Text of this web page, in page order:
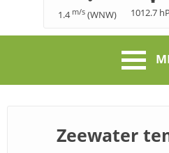
1.4 m/s (WNW) 1012.7
Zeewater